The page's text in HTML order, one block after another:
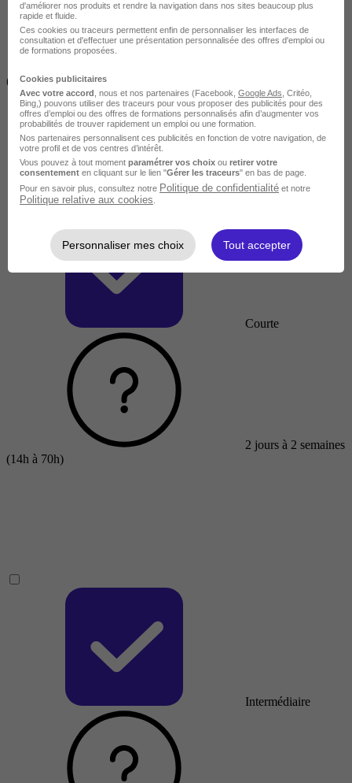
(14h)
Courte
2 jours à 2 semaines
(14h à 70h)
Intermédiaire
d'améliorer nos produits et rendre la navigation dans nos sites beaucoup plus
rapide et fluide.
Ces cookies ou traceurs permettent enfin de personnaliser les interfaces de
consultation et d'effectuer une présentation personnalisée des offres d'emploi ou
de formations proposées.
Cookies publicitaires
Avec votre accord , nous et nos partenaires (Facebook, Google Ads , Critéo,
Bing,) pouvons utiliser des traceurs pour vous proposer des publicités pour des
offres d’emploi ou des offres de formations personnalisés afin d’augmenter vos
probabilités de trouver rapidement un emploi ou une formation.
Nos partenaires personnalisent ces publicités en fonction de votre navigation, de
votre profil et de vos centres d’intérêt.
Vous pouvez à tout moment paramétrer vos choix ou retirer votre
consentement en cliquant sur le lien "Gérer les traceurs" en bas de page.
Pour en savoir plus, consultez notre Politique de confidentialité et notre
Politique relative aux cookies
Personnaliser mes choix Tout accepter